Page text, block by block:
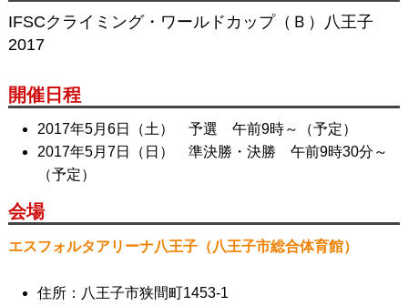
IFSCクライミング・ワールドカップ（Ｂ）八王子
2017
開催日程
2017年5月6日（土） 予選 午前9時～（予定）
2017年5月7日（日） 準決勝・決勝 午前9時30分～
（予定）
会場
エスフォルタアリーナ八王子（八王子市総合体育館）
住所：八王子市狭間町1453-1